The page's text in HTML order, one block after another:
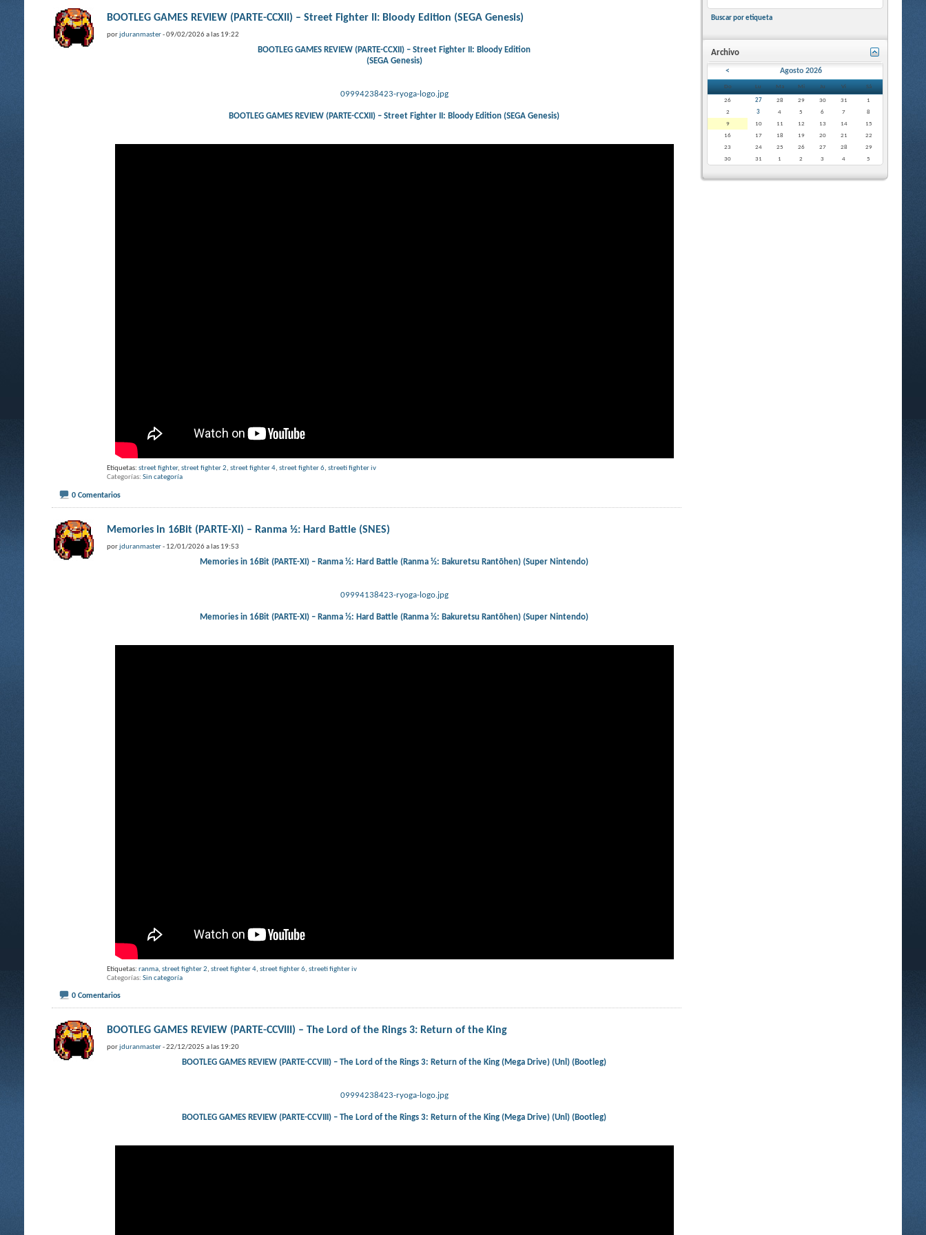
BOOTLEG GAMES REVIEW (PARTE-CCXII) – Street Fighter II: Bloody Edition (SEGA Genesis)
porjduranmaster- 09/02/2026 a las 19:22
BOOTLEG GAMES REVIEW (PARTE-CCXII) – Street Fighter II: Bloody Edition
(SEGA Genesis)
09994238423-ryoga-logo.jpg
BOOTLEG GAMES REVIEW (PARTE-CCXII) – Street Fighter II: Bloody Edition (SEGA Genesis)
Etiquetas: street fighter, street fighter 2, street fighter 4, street fighter 6, streeti fighter iv
Categorías Sin categoría
0 Comentarios
Memories in 16Bit (PARTE-XI) – Ranma ½: Hard Battle (SNES)
porjduranmaster- 12/01/2026 a las 19:53
Memories in 16Bit (PARTE-XI) – Ranma ½: Hard Battle (Ranma ½: Bakuretsu Rantōhen) (Super Nintendo)
09994138423-ryoga-logo.jpg
Memories in 16Bit (PARTE-XI) – Ranma ½: Hard Battle (Ranma ½: Bakuretsu Rantōhen) (Super Nintendo)
Etiquetas: ranma, street fighter 2, street fighter 4, street fighter 6, streeti fighter iv
Categorías Sin categoría
0 Comentarios
BOOTLEG GAMES REVIEW (PARTE-CCVIII) – The Lord of the Rings 3: Return of the King
porjduranmaster- 22/12/2025 a las 19:20
BOOTLEG GAMES REVIEW (PARTE-CCVIII) – The Lord of the Rings 3: Return of the King (Mega Drive) (Unl) (Bootleg)
09994238423-ryoga-logo.jpg
BOOTLEG GAMES REVIEW (PARTE-CCVIII) – The Lord of the Rings 3: Return of the King (Mega Drive) (Unl) (Bootleg)
Buscar por etiqueta
Archivo
< Agosto 2026
Do Lu Ma Mi Ju Vi Sá
26 27 28 29 30 31
1
2
3 4 5 6 7
8
9
10 11 12 13 14
15
16
17 18 19 20 21
22
23
24 25 26 27 28
29
30
31 1 2 3 4 5